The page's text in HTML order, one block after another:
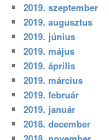
2019. szeptember
2019. augusztus
2019. június
2019. május
2019. április
2019. március
2019. február
2019. január
2018. december